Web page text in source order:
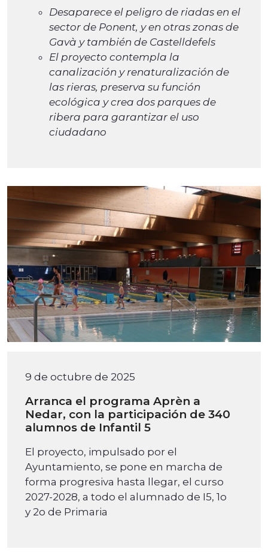
Desaparece el peligro de riadas en el
sector de Ponent, y en otras zonas de
Gavà y también de Castelldefels
El proyecto contempla la
canalización y renaturalización de
las rieras, preserva su función
ecológica y crea dos parques de
ribera para garantizar el uso
ciudadano
9 de octubre de 2025
Arranca el programa Aprèn a
Nedar, con la participación de 340
alumnos de Infantil 5
El proyecto, impulsado por el
Ayuntamiento, se pone en marcha de
forma progresiva hasta llegar, el curso
2027-2028, a todo el alumnado de I5, 1o
y 2o de Primaria